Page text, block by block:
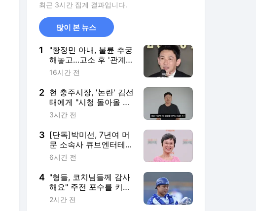
최근 3시간 집계 결과입니다.
많이 본 뉴스
1
"황정민 아내, 불륜 추궁
해놓고…고소 후 '관계
없다' 난리" A씨 추가 주
16시간 전
2 현 충주시장, '논란' 김선
태에게 "시청 돌아올 생
각 없냐"
3시간 전
3 [단독]박미선, 7년여 머
문 소속사 큐브엔터테인
먼트 떠나
6시간 전
4 "형들, 코치님들께 감사
해요" 주전 포수를 키우
려면 온 마을이 필요하
2시간 전